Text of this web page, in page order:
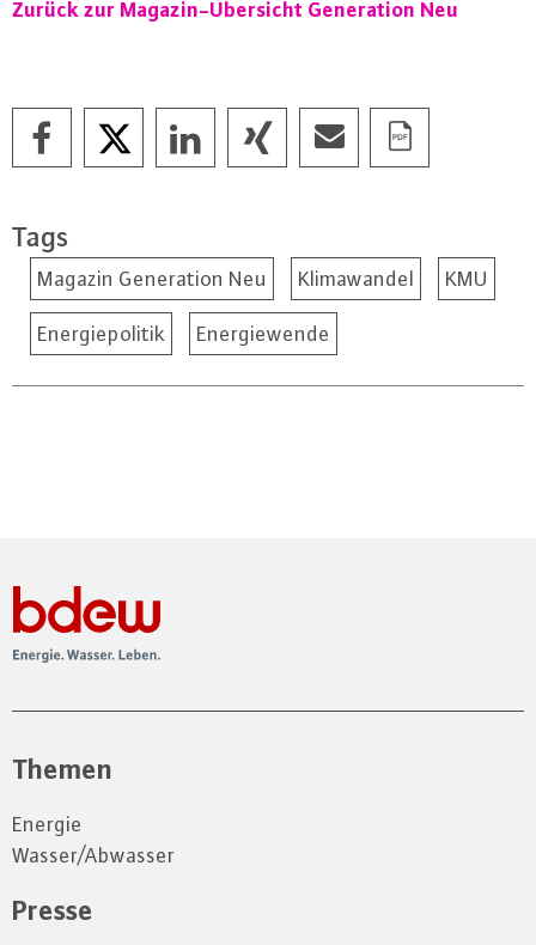
Zurück zur Ma­ga­zin-Über­sicht Ge­ne­ra­ti­on Neu
Tags
Magazin Generation Neu Klimawandel KMU
Energiepolitik Energiewende
Themen
Energie
Wasser/Abwasser
Presse